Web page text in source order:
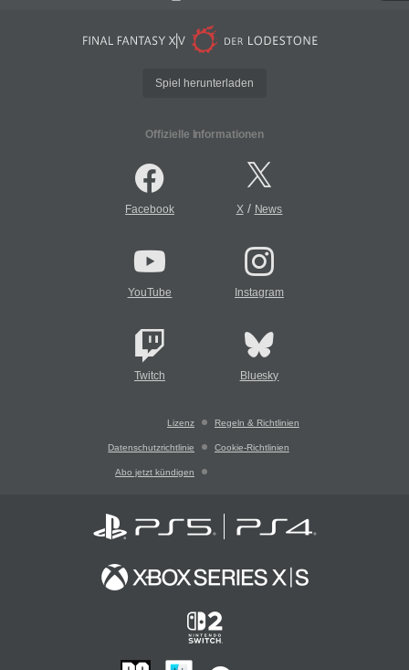
Spiel herunterladen
Offizielle Informationen
Facebook X/ News
YouTube Instagram
Twitch Bluesky
Lizenz Regeln & Richtlinien
Datenschutzrichtlinie Cookie-Richtlinien
Abo jetzt kündigen